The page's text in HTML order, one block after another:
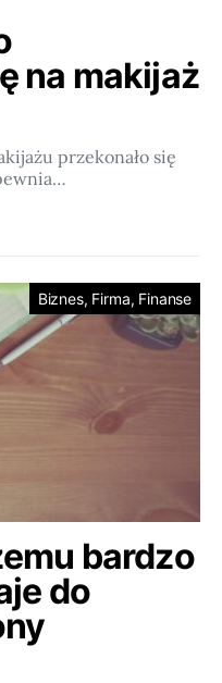
na makijaż
przekonało się
Biznes, Firma, Finanse
bardzo
do